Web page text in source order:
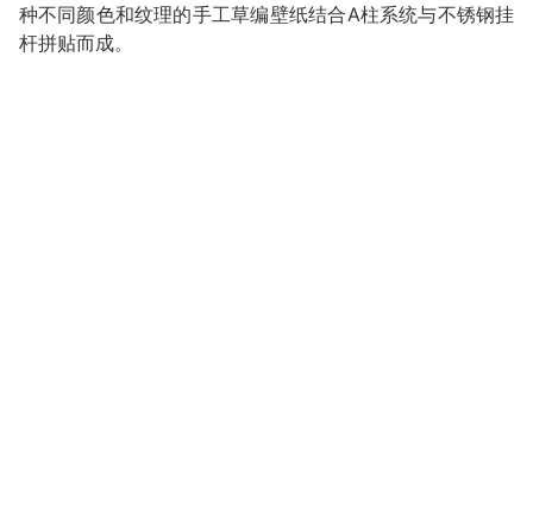
种不同颜色和纹理的手工草编壁纸结合A柱系统与不锈钢挂
杆拼贴而成。